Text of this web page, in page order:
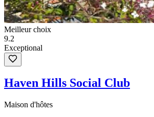
Meilleur choix
9.2
Exceptional
Haven Hills Social Club
Maison d'hôtes